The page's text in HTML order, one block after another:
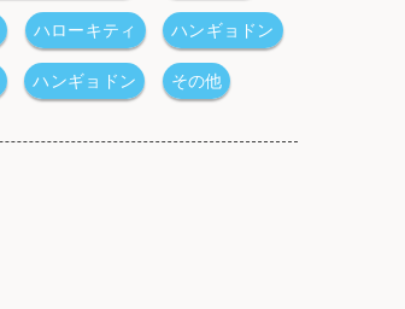
ハローキティ ハンギョドン
ハンギョドン その他